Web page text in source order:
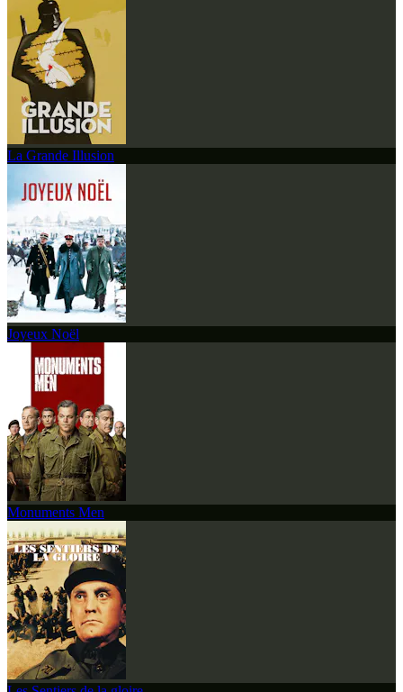
La Grande Illusion
Joyeux Noël
Monuments Men